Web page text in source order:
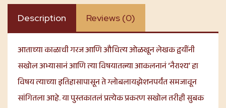
Description Reviews (0)
आताच्या काळाची गरज आणि औचित्य ओळखून लेखक द्वयींनी
सखोल अभ्यासानं आणि त्या विषयातल्या आकलनानं ‘नैराश्य’ हा
विषय त्याच्या इतिहासापासून ते ग्लोबलायझेशनपर्यंत समजावून
सांगितला आहे. या पुस्तकातलं प्रत्येक प्रकरण सखोल तरीही सुबक